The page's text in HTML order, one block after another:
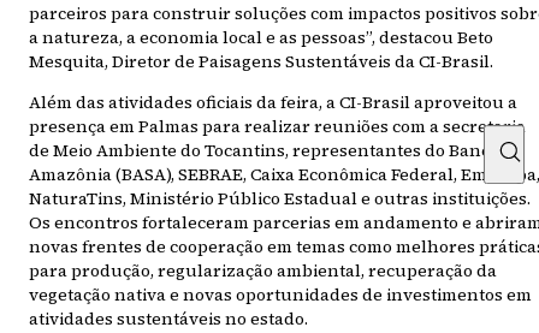
parceiros para construir soluções com impactos positivos
a natureza, a economia local e as pessoas”, destacou Beto
Mesquita, Diretor de Paisagens Sustentáveis da CI-Brasil.
Além das atividades oficiais da feira, a CI-Brasil aproveitou a
presença em Palmas para realizar reuniões com a secretaria
de Meio Ambiente do Tocantins, representantes do Banco da
Amazônia (BASA), SEBRAE, Caixa Econômica Federal, Embrapa,
NaturaTins, Ministério Público Estadual e outras instituições.
Os encontros fortaleceram parcerias em andamento e
novas frentes de cooperação em temas como melhores
para produção, regularização ambiental, recuperação da
vegetação nativa e novas oportunidades de investimentos em
atividades sustentáveis no estado.